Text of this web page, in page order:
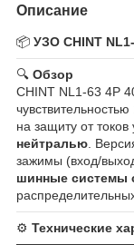
Описание
📦 УЗО CHINT
🔍 Обзор
CHINT NL1‑63 4P
на защиту от токов
нейтралью .
зажимы (вход/
шинные системы
⚙️ Технические